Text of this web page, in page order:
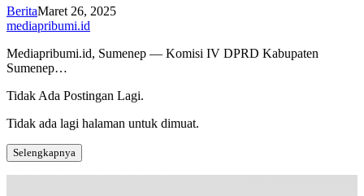
BeritaMaret 26, 2025
mediapribumi.id
Mediapribumi.id, Sumenep — Komisi IV DPRD Kabupaten
Sumenep…
Tidak Ada Postingan Lagi.
Tidak ada lagi halaman untuk dimuat.
Selengkapnya